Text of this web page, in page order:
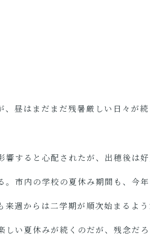
、昼はまだまだ残暑厳しい日々が
響すると心配されたが、出穂後は
。市内の学校の夏休み期間も、今
週からは二学期が順次始まるよ
しい夏休みが続くのだが、残念だ